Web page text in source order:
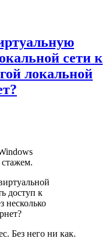
сети к
локальной
доступ к
несколько
Без него ни как.